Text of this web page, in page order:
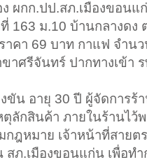
ผกก.ปป.สภ.เมืองขอนแ
163 ม.10 บ้านกลางดง
คา 69 บาท กาแฟ จำน
าศรีจันทร์ ปากทางเข้า
น อายุ 30 ปี ผู้จัดการร้
ลักสินค้า ภายในร้านไว้
ฎหมาย เจ้าหน้าที่สายต
ภ.เมืองขอนแก่น เพื่อท